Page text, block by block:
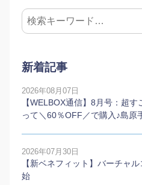
新着記事
2026年08月07日
【WELBOX通信】8月号：超
って＼60％OFF／で購入♪島原
2026年07月30日
【新ベネフィット】バーチャ
始